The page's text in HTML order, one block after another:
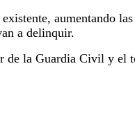
aumentando
a delinquir.
de la Guardia Civil y el